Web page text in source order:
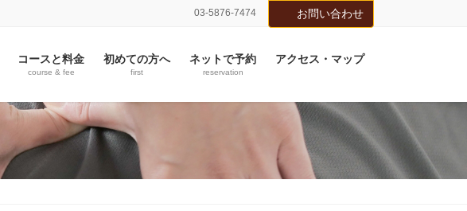
03-5876-7474 お問い合わせ
コースと料金
course & fee
初めての方へ
first
ネットで予約
reservation
アクセス・マップ